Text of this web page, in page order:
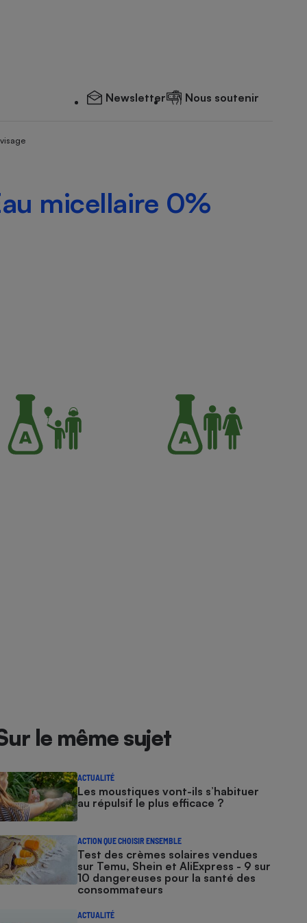
Newsletter Nous soutenir
micellaire 0%
le même sujet
ACTUALITÉ
Les moustiques vont-ils s’habituer
au répulsif le plus efficace ?
ACTION QUE CHOISIR ENSEMBLE
Test des crèmes solaires vendues
sur Temu, Shein et AliExpress - 9 sur
10 dangereuses pour la santé des
consommateurs
ACTUALITÉ